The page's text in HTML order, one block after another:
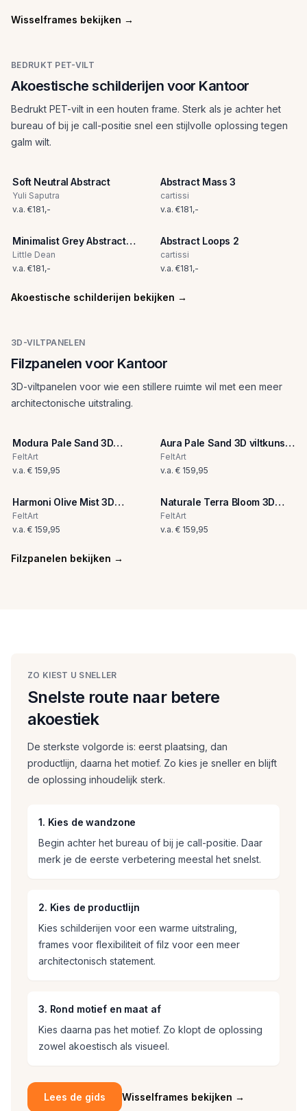
Wisselframes bekijken →
BEDRUKT PET-VILT
Akoestische schilderijen voor Kantoor
Bedrukt PET-vilt in een houten frame. Sterk als je achter het
bureau of bij je call-positie snel een stijlvolle oplossing tegen
galm wilt.
Soft Neutral Abstract
Yuli Saputra
v.a. €181,-
Abstract Mass 3
cartissi
v.a. €181,-
Minimalist Grey Abstract
Flow
Little Dean
v.a. €181,-
Abstract Loops 2
cartissi
v.a. €181,-
Akoestische schilderijen bekijken →
3D-VILTPANELEN
Filzpanelen voor Kantoor
3D-viltpanelen voor wie een stillere ruimte wil met een meer
architectonische uitstraling.
Modura Pale Sand 3D
viltkunst paneel
FeltArt
v.a. € 159,95
Aura Pale Sand 3D viltkunst
paneel
FeltArt
v.a. € 159,95
Harmoni Olive Mist 3D
viltkunst paneel
FeltArt
v.a. € 159,95
Naturale Terra Bloom 3D
viltkunst paneel
FeltArt
v.a. € 159,95
Filzpanelen bekijken →
ZO KIEST U SNELLER
Snelste route naar betere
akoestiek
De sterkste volgorde is: eerst plaatsing, dan
productlijn, daarna het motief. Zo kies je sneller en blijft
de oplossing inhoudelijk sterk.
1. Kies de wandzone
Begin achter het bureau of bij je call-positie. Daar
merk je de eerste verbetering meestal het snelst.
2. Kies de productlijn
Kies schilderijen voor een warme uitstraling,
frames voor flexibiliteit of filz voor een meer
architectonisch statement.
3. Rond motief en maat af
Kies daarna pas het motief. Zo klopt de oplossing
zowel akoestisch als visueel.
Lees de gids Wisselframes bekijken →